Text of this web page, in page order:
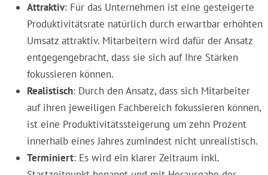
Attraktiv: Für das Unternehmen ist eine gesteigerte
Produktivitätsrate natürlich durch erwartbar erhöhten
Umsatz attraktiv. Mitarbeitern wird dafür der Ansatz
entgegengebracht, dass sie sich auf Ihre Stärken
fokussieren können.
Realistisch: Durch den Ansatz, dass sich Mitarbeiter
auf ihren jeweiligen Fachbereich fokussieren können,
ist eine Produktivitätssteigerung um zehn Prozent
innerhalb eines Jahres zumindest nicht unrealistisch.
Terminiert: Es wird ein klarer Zeitraum inkl.